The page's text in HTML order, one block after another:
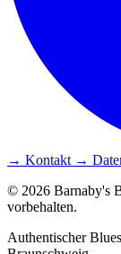
→ Kontakt →
© 2026 Barnaby's
vorbehalten.
Authentischer